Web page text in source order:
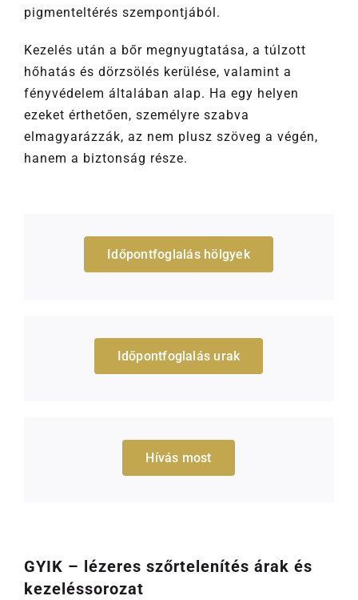
pigmenteltérés szempontjából.
Kezelés után a bőr megnyugtatása, a túlzott
hőhatás és dörzsölés kerülése, valamint a
fényvédelem általában alap. Ha egy helyen
ezeket érthetően, személyre szabva
elmagyarázzák, az nem plusz szöveg a végén,
hanem a biztonság része.
Időpontfoglalás hölgyek
Időpontfoglalás urak
Hívás most
GYIK – lézeres szőrtelenítés árak és
kezeléssorozat